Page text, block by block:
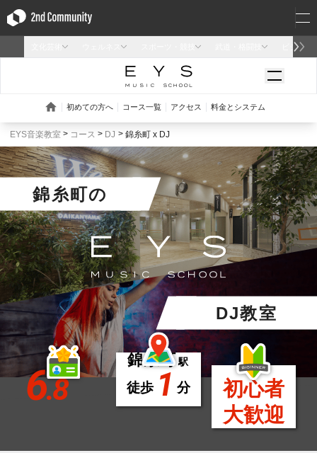
EYS音楽教室 コース DJ 錦糸町 x DJ
錦糸町の
DJ教室
6.8
錦糸町駅
徒歩 1 分
初心者
大歓迎